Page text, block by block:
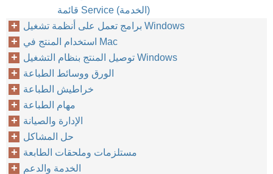
قائمة Service (الخدمة)
برامج تعمل على أنظمة تشغيل Windows
استخدام المنتج في Mac
توصيل المنتج بنظام التشغيل Windows
الورق ووسائط الطباعة
خراطيش الطباعة
مهام الطباعة
الإدارة والصيانة
حل المشاكل
مستلزمات وملحقات الطابعة
الخدمة والدعم